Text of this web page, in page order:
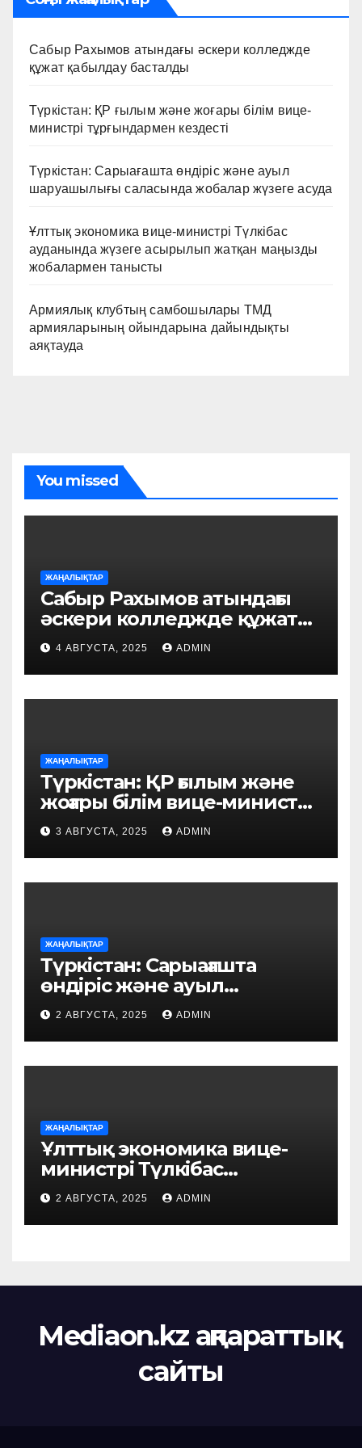
Сабыр Рахымов атындағы әскери колледжде
құжат қабылдау басталды
Түркістан: ҚР ғылым және жоғары білім вице-
министрі тұрғындармен кездесті
Түркістан: Сарыағашта өндіріс және ауыл
шаруашылығы саласында жобалар жүзеге асуда
Ұлттық экономика вице-министрі Түлкібас
ауданында жүзеге асырылып жатқан маңызды
жобалармен танысты
Армиялық клубтың самбошылары ТМД
армияларының ойындарына дайындықты
аяқтауда
You missed
ЖАҢАЛЫҚТАР
Сабыр Рахымов атындағы
әскери колледжде құжат
қабылдау басталды
4 АВГУСТА, 2025 ADMIN
ЖАҢАЛЫҚТАР
Түркістан: ҚР ғылым және
жоғары білім вице-министрі
тұрғындармен кездесті
3 АВГУСТА, 2025 ADMIN
ЖАҢАЛЫҚТАР
Түркістан: Сарыағашта
өндіріс және ауыл
шаруашылығы саласында
жобалар жүзеге асуда
2 АВГУСТА, 2025 ADMIN
ЖАҢАЛЫҚТАР
Ұлттық экономика вице-
министрі Түлкібас
ауданында жүзеге
асырылып жатқан
маңызды жобалармен
2 АВГУСТА, 2025 ADMIN
Mediaon.kz ақпараттық
сайты